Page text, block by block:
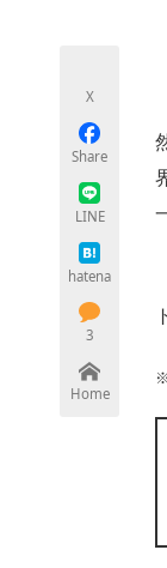
X
Share
LINE
hatena
3
Home